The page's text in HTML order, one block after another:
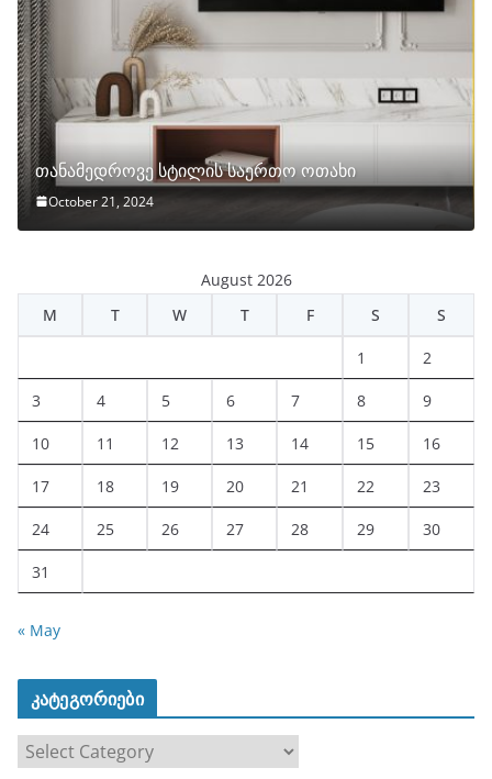
თანამედროვე სტილის საერთო ოთახი
October 21, 2024
August 2026
M
T W T F S S
1 2
3 4 5 6 7 8 9
10 11 12 13 14 15 16
17 18 19 20 21 22 23
24 25 26 27 28 29 30
31
« May
კატეგორიები